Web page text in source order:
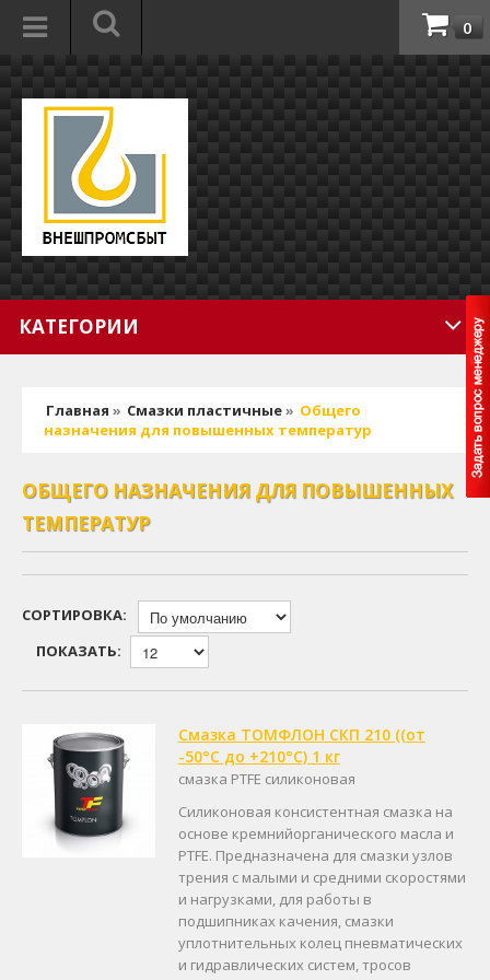
0
КАТЕГОРИИ
Главная » Смазки пластичные» Общего
назначения для повышенных температур
ОБЩЕГО НАЗНАЧЕНИЯ ДЛЯ ПОВЫШЕННЫХ
ТЕМПЕРАТУР
СОРТИРОВКА:
ПОКАЗАТЬ:
Смазка ТОМФЛОН СКП 210 ((от
-50°C до +210°C) 1 кг
смазка PTFE силиконовая
Силиконовая консистентная смазка на
основе кремнийорганического масла и
PTFE. Предназначена для смазки узлов
трения с малыми и средними скоростями
и нагрузками, для работы в
подшипниках качения, смазки
уплотнительных колец пневматических
и гидравлических систем, тросов